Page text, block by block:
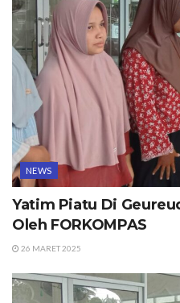
NEWS
Yatim Piatu Di
Oleh FORKOMPAS
26 MARET 2025